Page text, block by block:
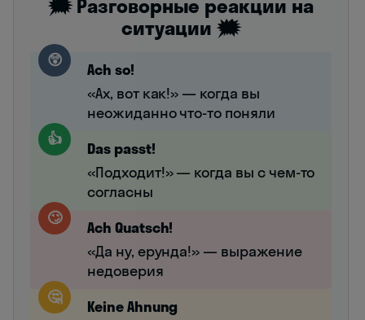
🗯️ Разговорные реакции на
ситуации 🗯️
😲
Ach so!
«Ах, вот как!» — когда вы
неожиданно что-то поняли
👍
Das passt!
«Подходит!» — когда вы с чем-то
согласны
🙄
Ach Quatsch!
«Да ну, ерунда!» — выражение
недоверия
🤔
Keine Ahnung